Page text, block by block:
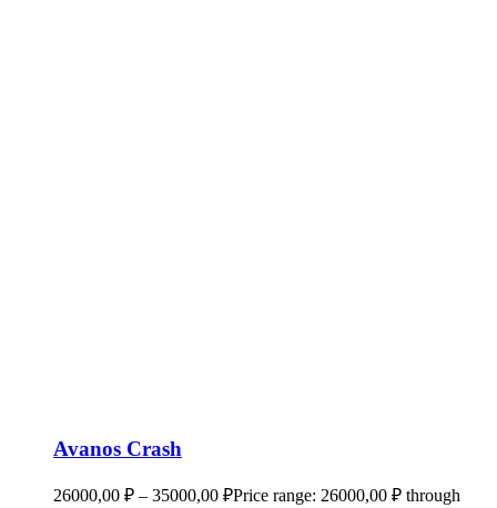
Avanos Crash
26000,00 ₽ – 35000,00 ₽Price range: 26000,00 ₽ through